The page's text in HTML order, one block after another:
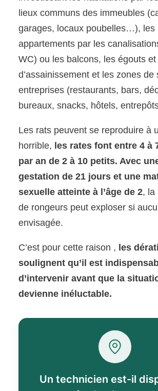
lieux communs des immeubles
garages, locaux poubelles…), les
appartements par les
WC) ou les balcons, les égouts
d’assainissement et les zones de
entreprises (restaurants, bars,
bureaux, snacks, hôtels,
Les rats peuvent se reproduire à
horrible, les rates font entre 4 à
par an de 2 à 10 petits. Avec
gestation de 21 jours et une
sexuelle atteinte à l’âge de 2, la
de rongeurs peut exploser si
envisagée.
C’est pour cette raison , les
soulignent qu’il est
d’intervenir avant que la
devienne inéluctable.
Un technicien est-il